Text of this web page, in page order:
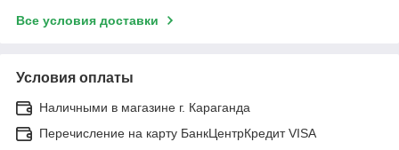
Все условия доставки
Условия оплаты
Наличными в магазине г. Караганда
Перечисление на карту БанкЦентрКредит VISA